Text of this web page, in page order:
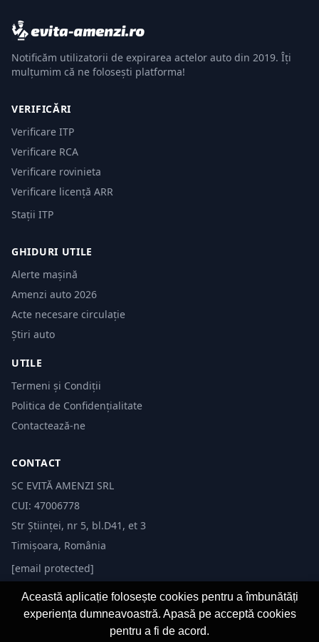
Notificăm utilizatorii de expirarea actelor auto din 2019. Îți
mulțumim că ne folosești platforma!
VERIFICĂRI
Verificare ITP
Verificare RCA
Verificare rovinieta
Verificare licență ARR
Stații ITP
GHIDURI UTILE
Alerte mașină
Amenzi auto 2026
Acte necesare circulație
Știri auto
UTILE
Termeni și Condiții
Politica de Confidențialitate
Contactează-ne
CONTACT
SC EVITĂ AMENZI SRL
CUI: 47006778
Str Științei, nr 5, bl.D41, et 3
Timișoara, România
[email protected]
Această aplicație folosește cookies pentru a îmbunătăți
experiența dumneavoastră. Apasă pe acceptă cookies
pentru a fi de acord.